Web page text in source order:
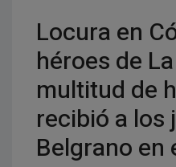
Locura en
héroes de
multitud de
recibió a los
Belgrano en